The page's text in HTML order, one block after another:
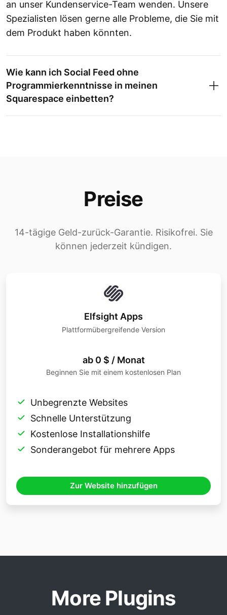
an unser Kundenservice-Team wenden. Unsere
Spezialisten lösen gerne alle Probleme, die Sie mit
dem Produkt haben könnten.
Wie kann ich Social Feed ohne
Programmierkenntnisse in meinen
Squarespace einbetten?
Preise
14-tägige Geld-zurück-Garantie. Risikofrei. Sie
können jederzeit kündigen.
Elfsight Apps
Plattformübergreifende Version
ab 0 $ / Monat
Beginnen Sie mit einem kostenlosen Plan
Unbegrenzte Websites
Schnelle Unterstützung
Kostenlose Installationshilfe
Sonderangebot für mehrere Apps
Zur Website hinzufügen
More Plugins